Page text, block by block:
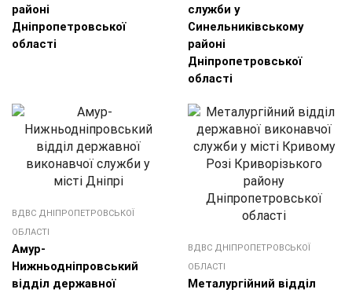
районі
Дніпропетровської
області
служби у
Синельниківському
районі
Дніпропетровської
області
ВДВС ДНІПРОПЕТРОВСЬКОЇ
ОБЛАСТІ
Амур-
Нижньодніпровський
відділ державної
ВДВС ДНІПРОПЕТРОВСЬКОЇ
ОБЛАСТІ
Металургійний відділ